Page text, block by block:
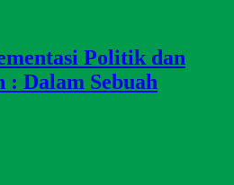
Politik dan
: Dalam Sebuah